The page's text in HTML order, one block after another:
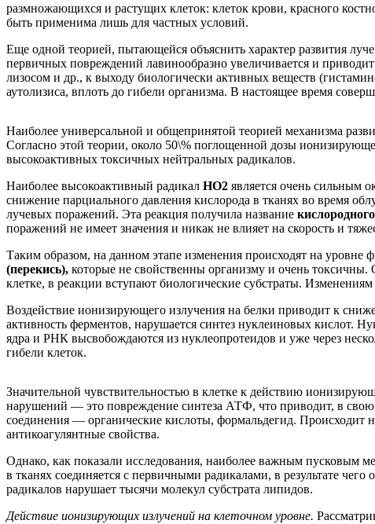
размножающихся и растущих клеток: клеток крови, красного
быть применима лишь для частных условий.
Еще одной теорией, пытающейся объяснить характер развития
первичных повреждений лавинообразно увеличивается и
лизосом и др., к выходу биологически активных веществ
аутолизиса, вплоть до гибели организма. В настоящее время
Наиболее универсальной и общепринятой теорией механизма
Согласно этой теории, около 50\% поглощенной дозы
высокоактивных токсичных нейтральных радикалов.
Наиболее высокоактивный радикал НО2 является очень сильным
снижение парциального давления кислорода в тканях во время
лучевых поражений. Эта реакция получила название
поражений не имеет значения и никак не влияет на скорость и
Таким образом, на данном этапе изменения происходят на
(перекись), которые не свойственны организму и очень
клетке, в реакции вступают биологические субстраты.
Воздействие ионизирующего излучения на белки приводит к
активность ферментов, нарушается синтез нуклеиновых кислот.
ядра и РНК высвобождаются из нуклеопротеидов и уже через
гибели клеток.
Значительной чувствительностью в клетке к действию
нарушений — это повреждение синтеза АТФ, что приводит, в свою
соединения — органические кислоты, формальдегид. Происходит
антикоагулянтные свойства.
Однако, как показали исследования, наиболее важным пусковым
в тканях соединяется с первичными радикалами, в результате
радикалов нарушает тысячи молекул субстрата липидов.
Действие ионизирующих излучений на клеточном уровне.